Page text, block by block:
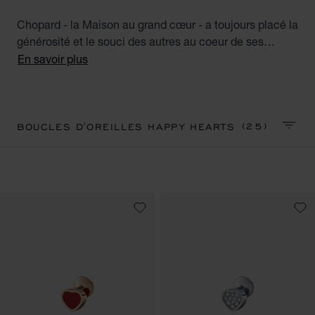
Chopard - la Maison au grand cœur - a toujours placé la
générosité et le souci des autres au coeur de ses
valeurs. Alliance parfaite du cœur-talisman et des
collection de boucles d'oreilles pour femme Happy
En savoir plus
BOUCLES D'OREILLES HAPPY HEARTS(25)